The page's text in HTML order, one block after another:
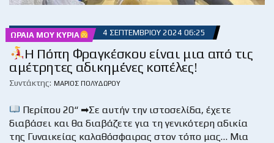
ΩΡΑΊΑ ΜΟΥ ΚΥΡΊΑ 4 ΣΕΠΤΕΜΒΡΊΟΥ 2024 06:25
Η Πόπη Φραγκέσκου είναι μια από τις
αμέτρητες αδικημένες κοπέλες!
Συντάκτης: ΜΆΡΙΟΣ ΠΟΛΥΔΏΡΟΥ
Περίπου 20“ ➡Σε αυτήν την ιστοσελίδα, έχετε
διαβάσει και θα διαβάζετε για τη γενικότερη αδικία
της Γυναικείας καλαθόσφαιρας στον τόπο μας… Μια